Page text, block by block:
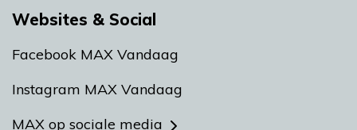
Websites & Social
Facebook MAX Vandaag
Instagram MAX Vandaag
MAX op sociale media